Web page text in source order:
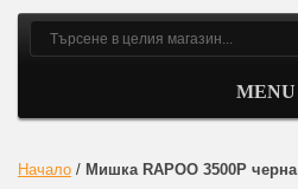
MENU
Начало / Мишка RAPOO 3500P черна